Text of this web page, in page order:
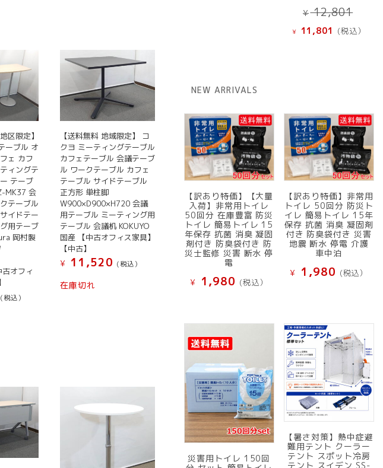
区限定】
ーブル オ
ェ カフ
ィングテ
テーブ
MK37 会
テーブル
イドテー
用テーブ
岡村製
オフィ
(税込）
【送料無料 地域限定】 コ
クヨ ミーティングテーブル
カフェテーブル 会議テーブ
ル ワークテーブル カフェ
テーブル サイドテーブル
正方形 単柱脚
W900×D900×H720 会議
用テーブル ミーティング用
テーブル 会議机 KOKUYO
国産 【中古オフィス家具】
【中古】
¥
11,520 (税込）
在庫切れ
¥12,801
の
価
た。
¥ 11,801 現
で
す。
(税込）
NEW ARRIVALS
【訳あり特価】【大量
入荷】非常用トイレ
50回分 在庫豊富 防災
トイレ 簡易トイレ 15
年保存 抗菌 消臭 凝固
剤付き 防臭袋付き 防
災士監修 災害 断水 停
電
¥ 1,980 (税込）
【訳あり特価】非常用
トイレ 50回分 防災ト
イレ 簡易トイレ 15年
保存 抗菌 消臭 凝固剤
付き 防臭袋付き 災害
地震 断水 停電 介護
車中泊
¥ 1,980 (税込）
災害用トイレ 150回
【暑さ対策】熱中症避
難用テント クーラー
テント スポット冷房
テント スイデン SS-